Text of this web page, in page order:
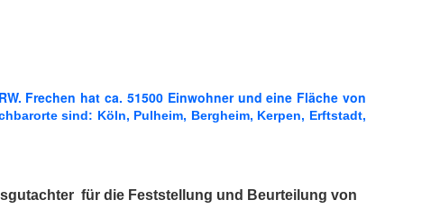
Frechen hat ca. 51500 Einwohner und eine Fläche von
sind: Köln, Pulheim, Bergheim, Kerpen, Erftstadt,
für die Feststellung und Beurteilung von